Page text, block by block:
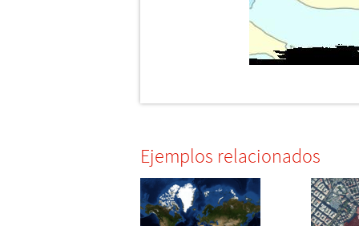
Ejemplos relacionados